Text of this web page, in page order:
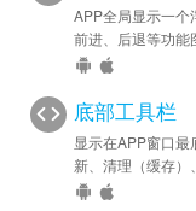
APP全局显示一个
前进、后退等功能
底部工具栏
显示在APP窗口
新、清理（缓存）